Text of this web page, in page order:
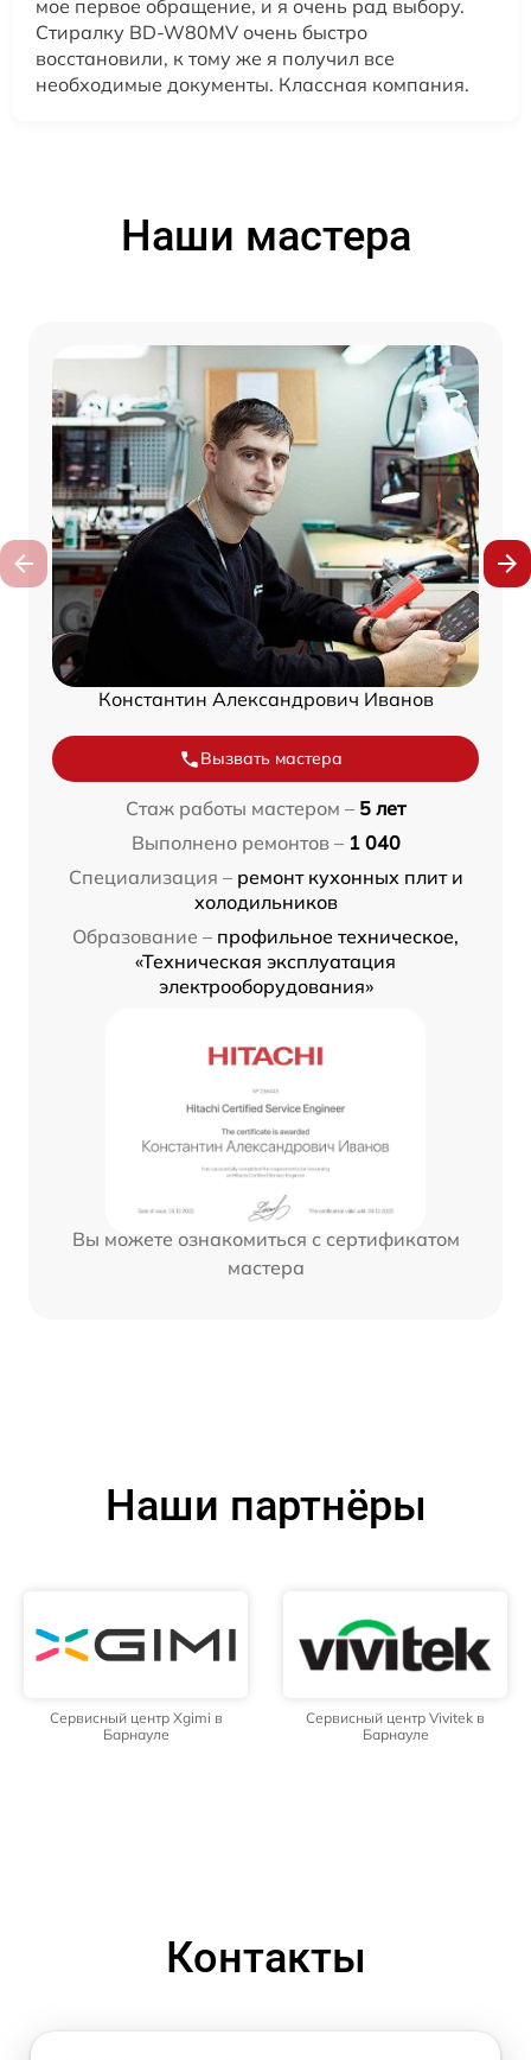
мое первое обращение, и я очень рад выбору.
Стиралку BD-W80MV очень быстро
восстановили, к тому же я получил все
необходимые документы. Классная компания.
Наши мастера
Константин Александрович Иванов
Вызвать мастера
Стаж работы мастером – 5 лет
Выполнено ремонтов – 1 040
Специализация – ремонт кухонных плит и
холодильников
Образование – профильное техническое,
«Техническая эксплуатация
электрооборудования»
Вы можете ознакомиться с сертификатом
мастера
Наши партнёры
Сервисный центр Xgimi в
Барнауле
Сервисный центр Vivitek в
Барнауле
Контакты